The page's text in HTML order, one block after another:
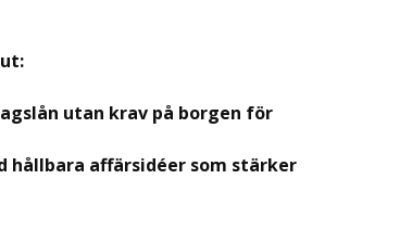
utan krav på borgen för
affärsidéer som stärker